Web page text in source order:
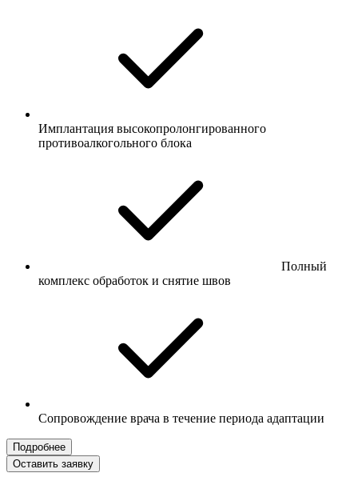
Имплантация высокопролонгированного
противоалкогольного блока
Полный
комплекс обработок и снятие швов
Сопровождение врача в течение периода адаптации
Подробнее
Оставить заявку